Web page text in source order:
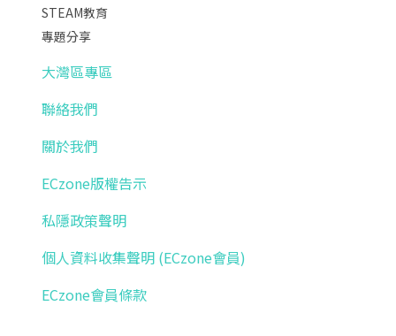
STEAM教育
專題分享
大灣區專區
聯絡我們
關於我們
ECzone版權告示
私隱政策聲明
個人資料收集聲明 (ECzone會員)
ECzone會員條款